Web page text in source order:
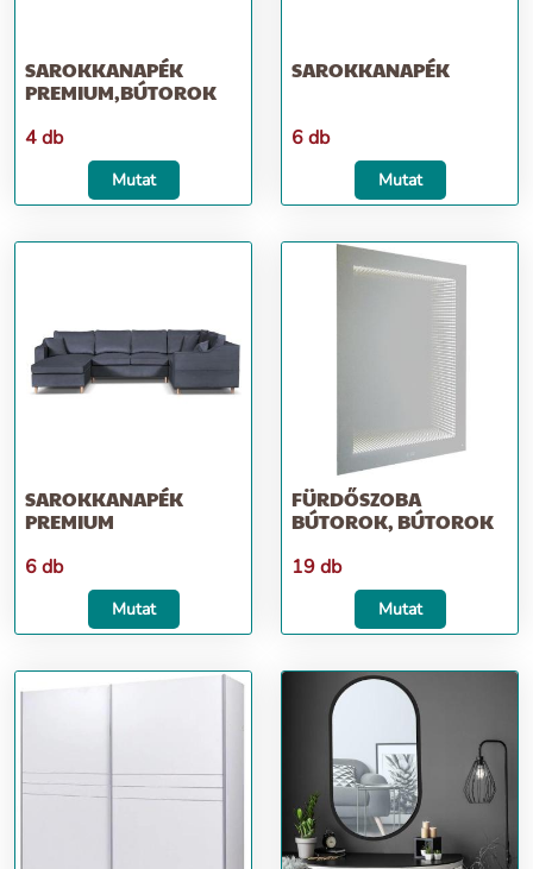
SAROKKANAPÉK
PREMIUM,BÚTOROK
4 db
Mutat
SAROKKANAPÉK
6 db
Mutat
SAROKKANAPÉK
PREMIUM
6 db
Mutat
FÜRDŐSZOBA
BÚTOROK, BÚTOROK
19 db
Mutat